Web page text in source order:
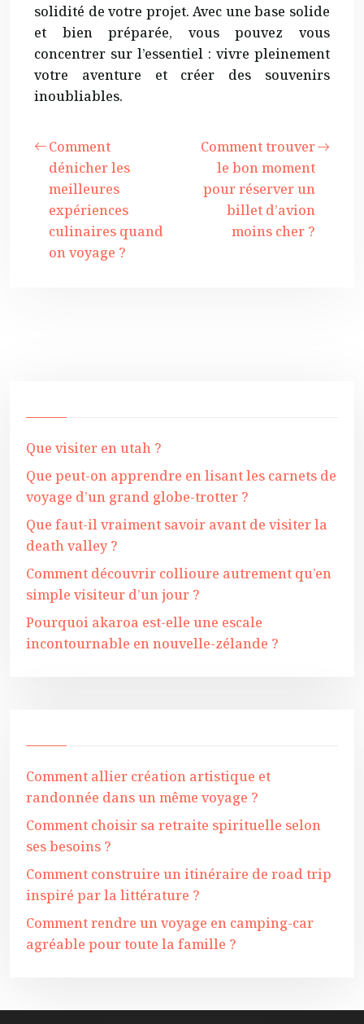
solidité de votre projet. Avec une base solide
et bien préparée, vous pouvez vous
concentrer sur l’essentiel : vivre pleinement
votre aventure et créer des souvenirs
inoubliables.
Comment
dénicher les
meilleures
expériences
culinaires quand
on voyage ?
Comment trouver
le bon moment
pour réserver un
billet d’avion
moins cher ?
Que visiter en utah ?
Que peut-on apprendre en lisant les carnets de
voyage d’un grand globe-trotter ?
Que faut-il vraiment savoir avant de visiter la
death valley ?
Comment découvrir collioure autrement qu’en
simple visiteur d’un jour ?
Pourquoi akaroa est-elle une escale
incontournable en nouvelle-zélande ?
Comment allier création artistique et
randonnée dans un même voyage ?
Comment choisir sa retraite spirituelle selon
ses besoins ?
Comment construire un itinéraire de road trip
inspiré par la littérature ?
Comment rendre un voyage en camping-car
agréable pour toute la famille ?